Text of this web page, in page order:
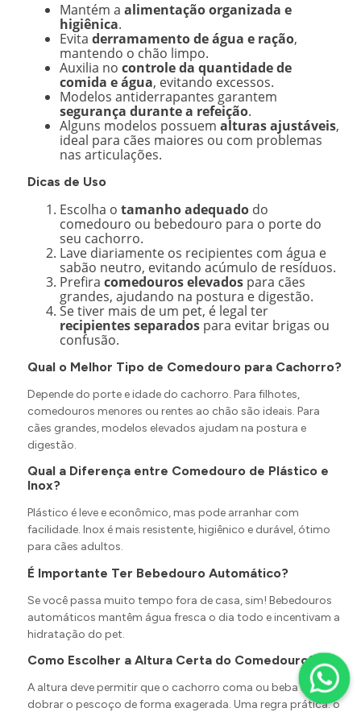
Mantém a alimentação organizada e
higiênica.
Evita derramamento de água e ração,
mantendo o chão limpo.
Auxilia no controle da quantidade de
comida e água, evitando excessos.
Modelos antiderrapantes garantem
segurança durante a refeição.
Alguns modelos possuem alturas ajustáveis,
ideal para cães maiores ou com problemas
nas articulações.
Dicas de Uso
Escolha o tamanho adequado do
comedouro ou bebedouro para o porte do
seu cachorro.
Lave diariamente os recipientes com água e
sabão neutro, evitando acúmulo de resíduos.
Prefira comedouros elevados para cães
grandes, ajudando na postura e digestão.
Se tiver mais de um pet, é legal ter
recipientes separados para evitar brigas ou
confusão.
Qual o Melhor Tipo de Comedouro para Cachorro?
Depende do porte e idade do cachorro. Para filhotes,
comedouros menores ou rentes ao chão são ideais. Para
cães grandes, modelos elevados ajudam na postura e
digestão.
Qual a Diferença entre Comedouro de Plástico e
Inox?
Plástico é leve e econômico, mas pode arranhar com
facilidade. Inox é mais resistente, higiênico e durável, ótimo
para cães adultos.
É Importante Ter Bebedouro Automático?
Se você passa muito tempo fora de casa, sim! Bebedouros
automáticos mantêm água fresca o dia todo e incentivam a
hidratação do pet.
Como Escolher a Altura Certa do Comedouro?
A altura deve permitir que o cachorro coma ou beba sem
dobrar o pescoço de forma exagerada. Uma regra prática: o